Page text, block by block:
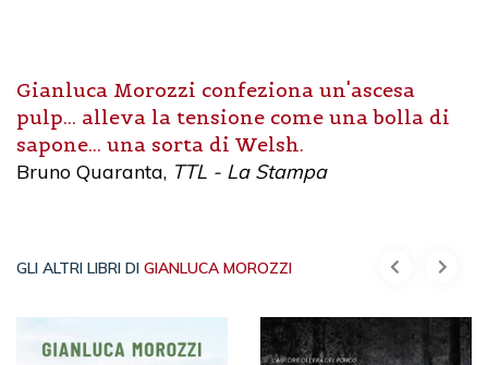
Gianluca Morozzi confeziona un'ascesa
pulp... alleva la tensione come una bolla di
sapone... una sorta di Welsh.
Bruno Quaranta, TTL - La Stampa
GLI ALTRI LIBRI DI GIANLUCA MOROZZI